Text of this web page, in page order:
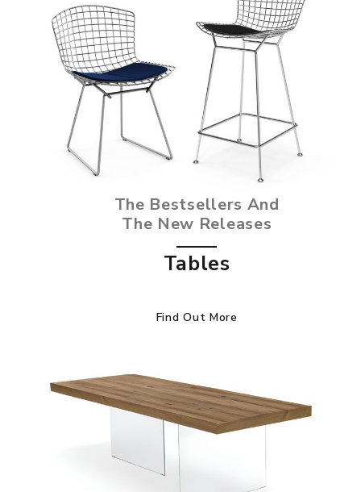
The Bestsellers And
The New Releases
Tables
Find Out More